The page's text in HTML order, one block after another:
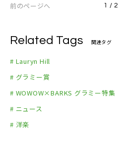
前のページへ 1 / 2
Related Tags 関連タグ
# Lauryn Hill
# グラミー賞
# WOWOW×BARKS グラミー特集
# ニュース
# 洋楽